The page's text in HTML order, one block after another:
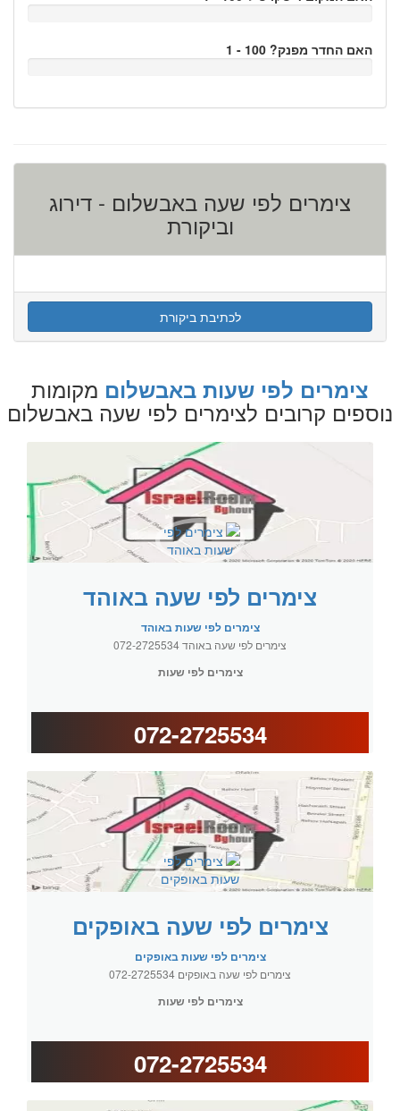
האם החדר מפנק? 100 - 1
צימרים לפי שעה באבשלום - דירוג
וביקורת
לכתיבת ביקורת
צימרים לפי שעות באבשלום מקומות
נוספים קרובים לצימרים לפי שעה באבשלום
צימרים לפי שעה באוהד
צימרים לפי שעות באוהד
צימרים לפי שעה באוהד 072-2725534
צימרים לפי שעות
072-2725534
צימרים לפי שעה באופקים
צימרים לפי שעות באופקים
צימרים לפי שעה באופקים 072-2725534
צימרים לפי שעות
072-2725534